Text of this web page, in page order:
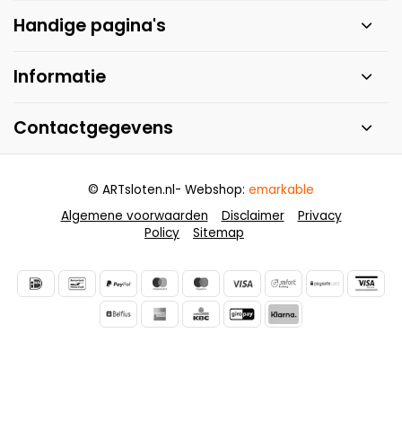
Handige pagina's
Informatie
Contactgegevens
Algemene voorwaarden Disclaimer
Privacy
Policy
Sitemap
© ARTsloten.nl- Webshop: emarkable